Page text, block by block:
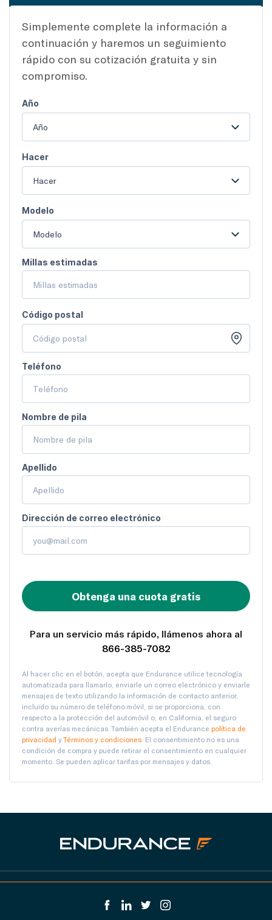
Simplemente complete la información a
continuación y haremos un seguimiento
rápido con su cotización gratuita y sin
compromiso.
Año
Año
Hacer
Hacer
Modelo
Modelo
Millas estimadas
Código postal
Teléfono
Nombre de pila
Apellido
Dirección de correo electrónico
Obtenga una cuota gratis
Para un servicio más rápido, llámenos ahora al
866-385-7082
Al hacer clic en el botón, acepta que Endurance utilice tecnología
automatizada para llamarlo, enviarle un correo electrónico y enviarle
mensajes de texto utilizando la información de contacto anterior,
incluido su número de teléfono móvil, si se proporciona, con
respecto a la protección del automóvil o, en California, el seguro
contra averías mecánicas. También acepta el Endurance política de
privacidad yTérminos y condiciones . El consentimiento no es una
condición de compra y puede retirar el consentimiento en cualquier
momento. Se pueden aplicar tarifas por mensajes y datos.